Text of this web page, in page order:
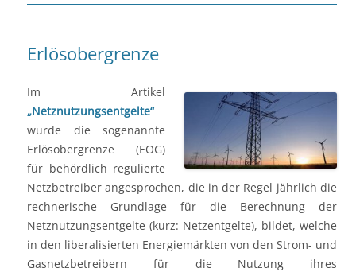
Erlösobergrenze
Im Artikel
„Netznutzungsentgelte“
wurde die sogenannte
Erlösobergrenze (EOG)
für behördlich regulierte
Netzbetreiber angesprochen, die in der Regel jährlich die
rechnerische Grundlage für die Berechnung der
Netznutzungsentgelte (kurz: Netzentgelte), bildet, welche
in den liberalisierten Energiemärkten von den Strom- und
Gasnetzbetreibern für die Nutzung ihres